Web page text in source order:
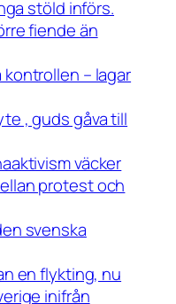
stöld införs.
fiende än
– lagar
, guds gåva till
väcker
protest och
svenska
en flykting, nu
inifrån